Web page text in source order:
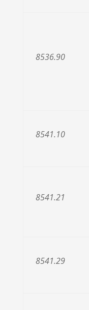
8536.90
8541.10
8541.21
8541.29